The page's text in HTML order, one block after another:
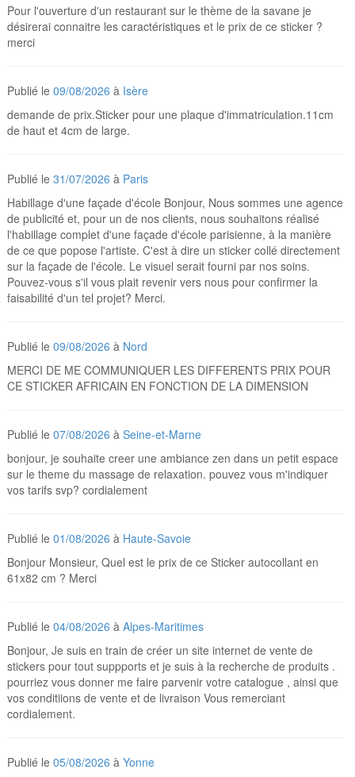
Pour l'ouverture d'un restaurant sur le thème de la savane je
désirerai connaitre les caractéristiques et le prix de ce sticker ?
merci
Publié le09/08/2026 à Isère
demande de prix.Sticker pour une plaque d'immatriculation.11cm
de haut et 4cm de large.
Publié le31/07/2026 à Paris
Habillage d'une façade d'école Bonjour, Nous sommes une agence
de publicité et, pour un de nos clients, nous souhaitons réalisé
l'habillage complet d'une façade d'école parisienne, à la manière
de ce que popose l'artiste. C'est à dire un sticker collé directement
sur la façade de l'école. Le visuel serait fourni par nos soins.
Pouvez-vous s'il vous plait revenir vers nous pour confirmer la
faisabilité d'un tel projet? Merci.
Publié le09/08/2026 à Nord
MERCI DE ME COMMUNIQUER LES DIFFERENTS PRIX POUR
CE STICKER AFRICAIN EN FONCTION DE LA DIMENSION
Publié le07/08/2026 àSeine-et-Marne
bonjour, je souhaite creer une ambiance zen dans un petit espace
sur le theme du massage de relaxation. pouvez vous m'indiquer
vos tarifs svp? cordialement
Publié le01/08/2026 à Haute-Savoie
Bonjour Monsieur, Quel est le prix de ce Sticker autocollant en
61x82 cm ? Merci
Publié le04/08/2026 àAlpes-Maritimes
Bonjour, Je suis en train de créer un site internet de vente de
stickers pour tout suppports et je suis à la recherche de produits .
pourriez vous donner me faire parvenir votre catalogue , ainsi que
vos conditiions de vente et de livraison Vous remerciant
cordialement.
Publié le05/08/2026 àYonne